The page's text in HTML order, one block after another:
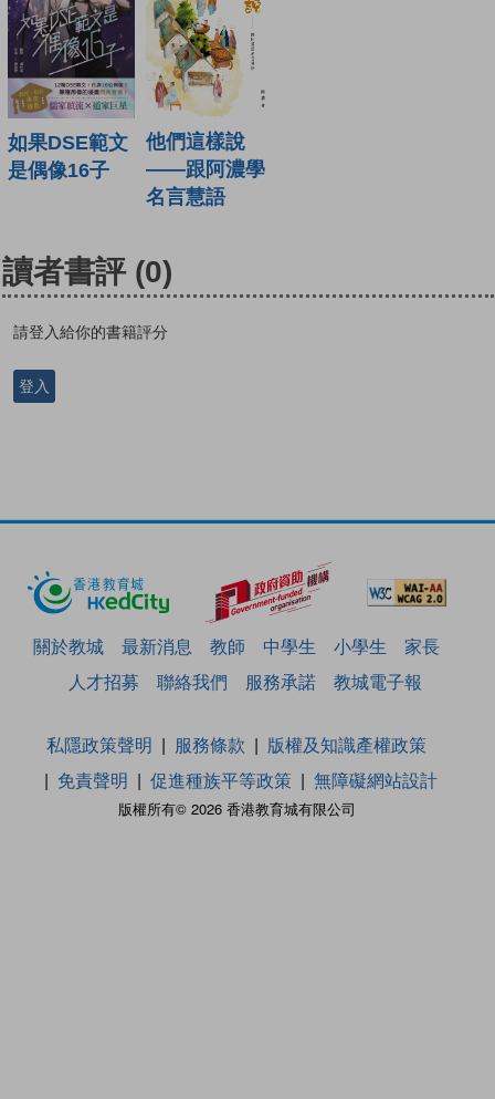
如果DSE範文
是偶像16子
他們這樣說
——跟阿濃學
名言慧語
讀者書評 (0)
請登入給你的書籍評分
登入
關於教城 最新消息 教師 中學生 小學生
家長
人才招募
聯絡我們 服務承諾 教城電子報
版權所有© 2026 香港教育城有限公司
私隱政策聲明 服務條款
版權及知識產權政策
免責聲明
促進種族平等政策 無障礙網站設計